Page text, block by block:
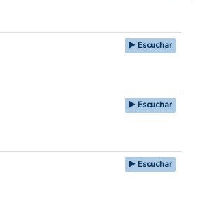
Escuchar
Escuchar
Escuchar